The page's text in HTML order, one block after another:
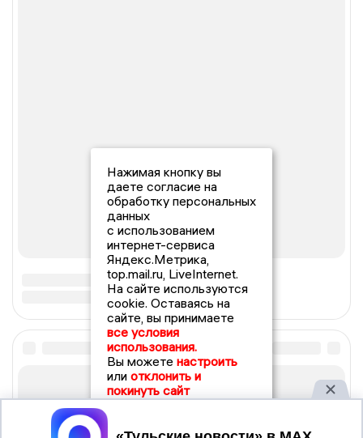
Нажимая кнопку вы
даете согласие на
обработку персональных
данных
с использованием
интернет-сервиса
Яндекс.Метрика,
top.mail.ru, LiveInternet.
На сайте используются
cookie. Оставаясь на
сайте, вы принимаете
все условия
использования.
Вы можете настроить
или отклонить и
покинуть сайт
Принять